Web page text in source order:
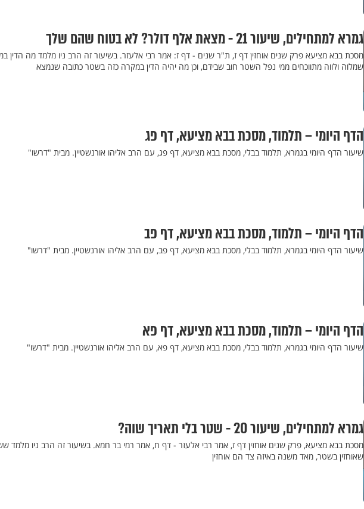
גמרא למתחילים, שיעור 21 - מצאת אלף דולר? לא בטוח שהם שלך
מסכת בבא מציעא פרק שנים אוחזין דף ז, ת"ר שנים - דף ז: אמר רבי אלעזר. בשיעור זה הרב ניו מלמד מה הדין
שמלוה ולווה מתווכחים ממי נפל השטר חוב שבידם, וכן מה יהיה הדין במקרה כזה בשטר כתובה שנמצא
הדף היומי – תלמוד, מסכת בבא מציעא, דף פג
שיעור הדף היומי בגמרא, תלמוד בבלי, מסכת בבא מציעא, דף פג, עם הרב אליהו אורנשטיין. מבית "דרשו"
הדף היומי – תלמוד, מסכת בבא מציעא, דף פב
שיעור הדף היומי בגמרא, תלמוד בבלי, מסכת בבא מציעא, דף פב, עם הרב אליהו אורנשטיין. מבית "דרשו"
הדף היומי – תלמוד, מסכת בבא מציעא, דף פא
שיעור הדף היומי בגמרא, תלמוד בבלי, מסכת בבא מציעא, דף פא, עם הרב אליהו אורנשטיין. מבית "דרשו"
גמרא למתחילים, שיעור 20 - שטר בלי תאריך שוה?
מסכת בבא מציעא, פרק שנים אוחזין דף ז, אמר רבי אלעזר - דף ח, אמר רמי בר חמא. בשיעור זה הרב ניו מלמד
שאוחזין בשטר, מאד משנה באיזה צד הם אוחזין